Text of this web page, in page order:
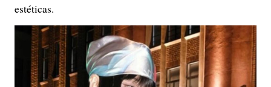
estéticas.